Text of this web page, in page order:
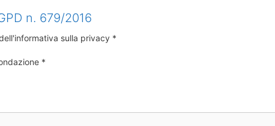
n. 679/2016
sulla privacy *
*